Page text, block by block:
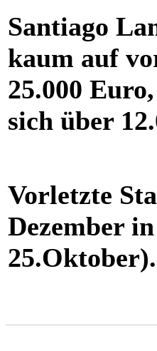
Santiago
kaum auf
25.000
sich über
Vorletzte
Dezember
25.Oktober).